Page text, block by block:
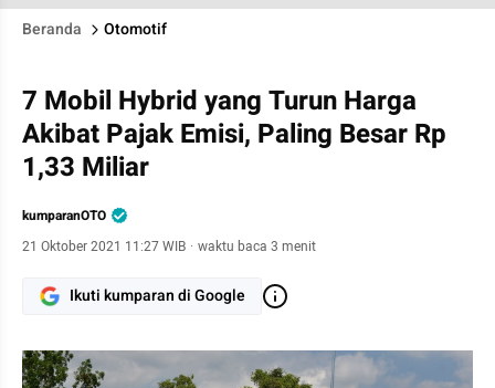
Beranda Otomotif
7 Mobil Hybrid yang Turun Harga
Akibat Pajak Emisi, Paling Besar Rp
1,33 Miliar
kumparanOTO
21 Oktober 2021 11:27 WIB · waktu baca 3 menit
Ikuti kumparan di Google